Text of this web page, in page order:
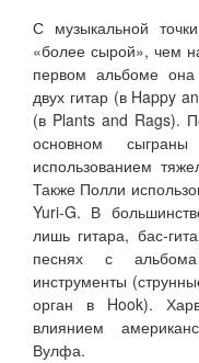
С музыкальной
«более сырой», чем
первом альбоме она
двух гитар (в Happy
(в Plants and Rags).
основном
использованием
Также Полли
Yuri-G. В
лишь гитара, бас-
песнях с альбома
инструменты
орган в Hook).
влиянием
Вулфа.